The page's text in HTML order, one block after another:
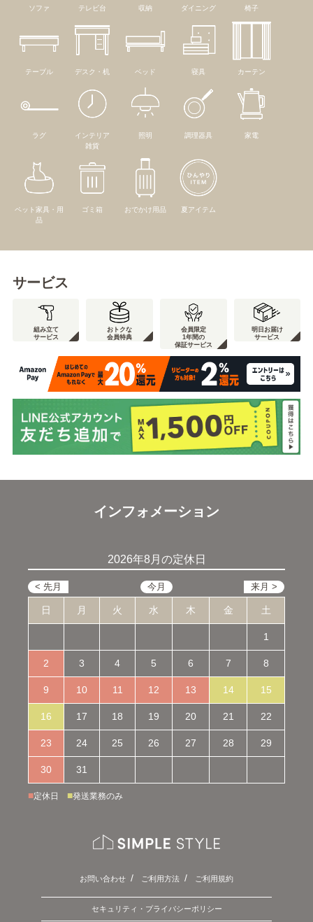
ソファ テレビ台 収納 ダイニング 椅子
テーブル デスク・机 ベッド 寝具 カーテン
ラグ
インテリア
雑貨
照明 調理器具 家電
ペット家具・用
品
ゴミ箱 おでかけ用品 夏アイテム
サービス
組み立て
サービス
おトクな
会員特典
会員限定
1年間の
保証サービス
明日お届け
サービス
インフォメーション
2026年8月の定休日
日 月 火 水 木 金 土
1
2 3 4 5 6 7 8
9 10 11 12 13 14 15
16 17 18 19 20 21 22
23 24 25 26 27 28 29
30 31
■定休日 ■発送業務のみ
お問い合わせ ご利用方法 ご利用規約
セキュリティ・プライバシーポリシー